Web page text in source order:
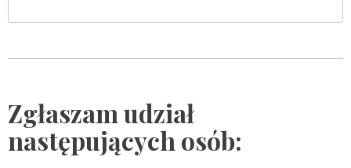
Zgłaszam udział
następujących osób: